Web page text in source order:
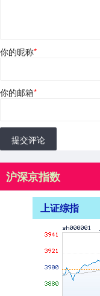
你的昵称*
你的邮箱*
提交评论
沪深京指数
上证综指